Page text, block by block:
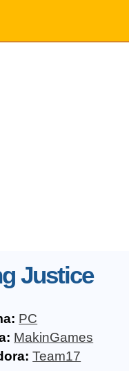
Justice
PC
MakinGames
Team17